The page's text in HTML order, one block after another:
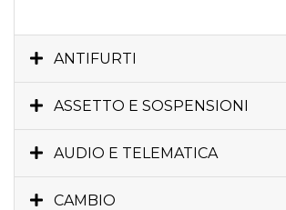
ANTIFURTI
ASSETTO E SOSPENSIONI
AUDIO E TELEMATICA
CAMBIO